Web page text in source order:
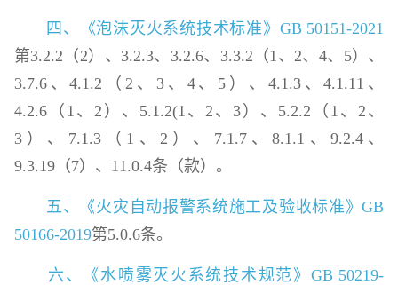
四、《泡沫灭火系统技术标准》GB 50151-2021
第3.2.2（2）、3.2.3、3.2.6、3.3.2（1、2、4、5）、
3.7.6、4.1.2（2、3、4、5）、4.1.3、4.1.11、
4.2.6（1、2）、5.1.2(1、2、3）、5.2.2（1、2、
3）、7.1.3（1、2）、7.1.7、8.1.1、9.2.4、
9.3.19（7）、11.0.4条（款）。
五、《火灾自动报警系统施工及验收标准》GB
50166-2019第5.0.6条。
六、《水喷雾灭火系统技术规范》GB 50219-